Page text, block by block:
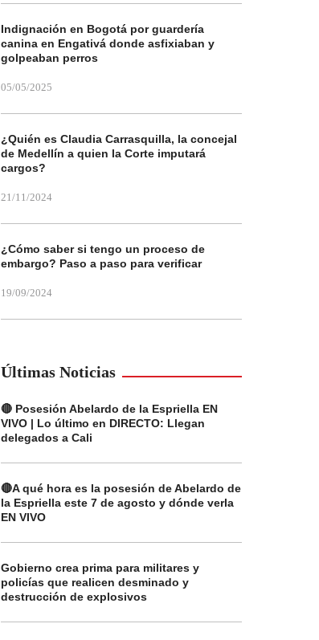
Indignación en Bogotá por guardería
canina en Engativá donde asfixiaban y
golpeaban perros
05/05/2025
¿Quién es Claudia Carrasquilla, la concejal
de Medellín a quien la Corte imputará
cargos?
21/11/2024
¿Cómo saber si tengo un proceso de
embargo? Paso a paso para verificar
19/09/2024
Últimas Noticias
🔴 Posesión Abelardo de la Espriella EN
VIVO | Lo último en DIRECTO: Llegan
delegados a Cali
🔴A qué hora es la posesión de Abelardo de
la Espriella este 7 de agosto y dónde verla
EN VIVO
Gobierno crea prima para militares y
policías que realicen desminado y
destrucción de explosivos